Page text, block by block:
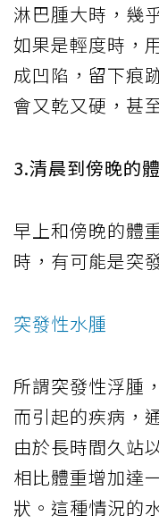
淋巴腫大時，幾
如果是輕度時，
成凹陷，留下痕
會又乾又硬，甚
3.清晨到傍晚的
早上和傍晚的體
時，有可能是突
突發性水腫
所謂突發性浮腫
而引起的疾病，
由於長時間久站
相比體重增加達
狀。這種情況的